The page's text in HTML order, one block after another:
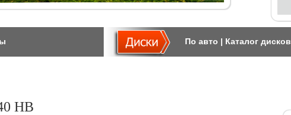
По авто | Каталог дисков
HB